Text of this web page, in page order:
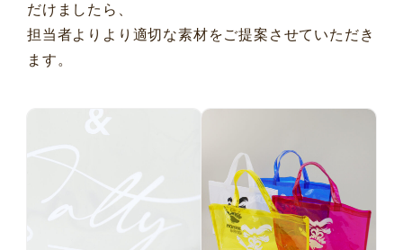
だけましたら、
担当者よりより適切な素材をご提案させていただき
ます。